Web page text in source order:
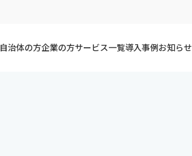
自治体の方企業の方サービス一覧導入事例お知らせ